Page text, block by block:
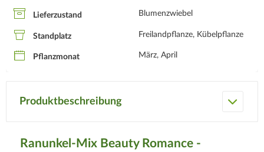
Lieferzustand Blumenzwiebel
Standplatz Freilandpflanze, Kübelpflanze
Pflanzmonat März, April
Produktbeschreibung
Ranunkel-Mix Beauty Romance -